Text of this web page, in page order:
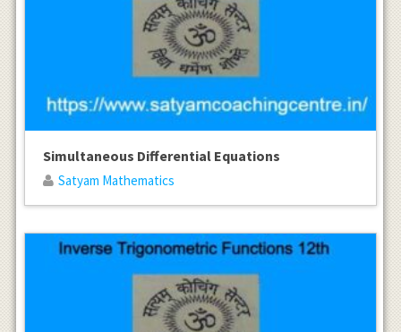
Simultaneous Differential Equations
Satyam Mathematics